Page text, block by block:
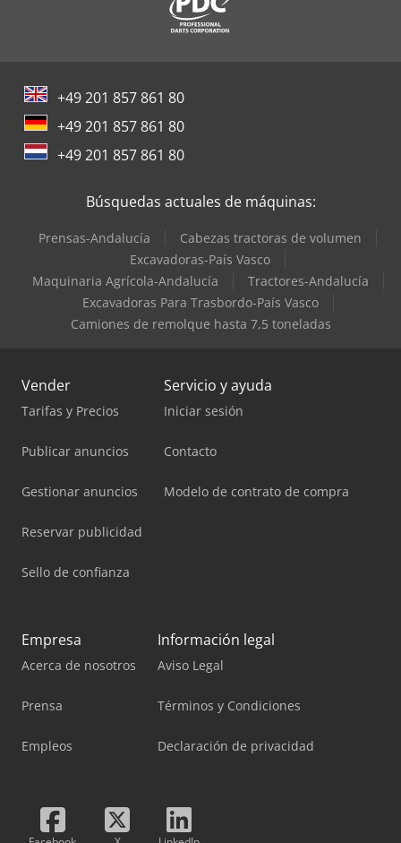
+49 201 857 861 80
+49 201 857 861 80
+49 201 857 861 80
Búsquedas actuales de máquinas:
Prensas-Andalucía
Cabezas tractoras de volumen
Excavadoras-País Vasco
Maquinaria Agrícola-Andalucía
Tractores-Andalucía
Excavadoras Para Trasbordo-País Vasco
Camiones de remolque hasta 7,5 toneladas
Vender
Tarifas y Precios
Publicar anuncios
Gestionar anuncios
Reservar publicidad
Sello de confianza
Servicio y ayuda
Iniciar sesión
Contacto
Modelo de contrato de compra
Empresa
Acerca de nosotros
Prensa
Empleos
Información legal
Aviso Legal
Términos y Condiciones
Declaración de privacidad